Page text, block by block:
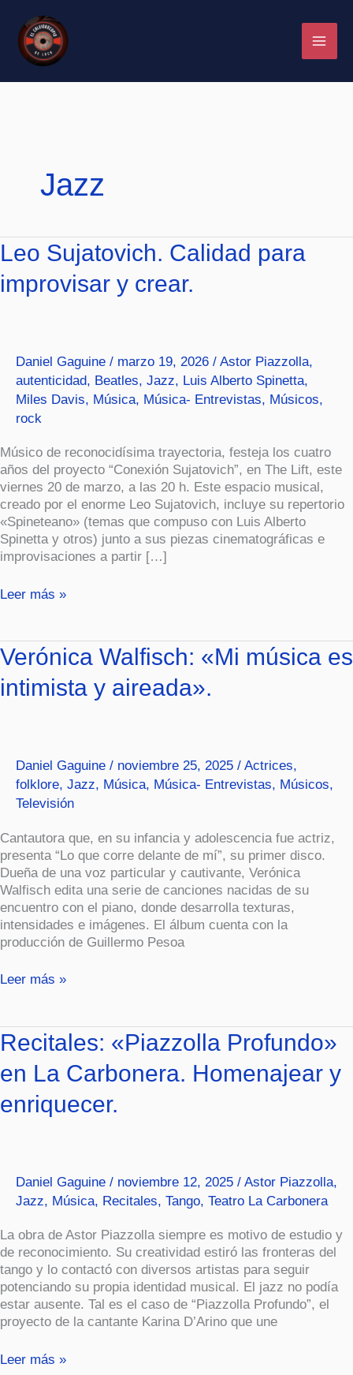
contenido
Jazz
Leo Sujatovich. Calidad para
improvisar y crear.
Daniel Gaguine / marzo 19, 2026 / Astor Piazzolla,
autenticidad, Beatles, Jazz, Luis Alberto Spinetta,
Miles Davis, Música, Música- Entrevistas, Músicos,
rock
Músico de reconocidísima trayectoria, festeja los cuatro
años del proyecto “Conexión Sujatovich”, en The Lift, este
viernes 20 de marzo, a las 20 h. Este espacio musical,
creado por el enorme Leo Sujatovich, incluye su repertorio
«Spineteano» (temas que compuso con Luis Alberto
Spinetta y otros) junto a sus piezas cinematográficas e
improvisaciones a partir […]
Leo
Sujatovich.
Calidad
para
Leer más »
Verónica Walfisch: «Mi música es
intimista y aireada».
Daniel Gaguine / noviembre 25, 2025 / Actrices,
folklore, Jazz, Música, Música- Entrevistas, Músicos,
Televisión
Cantautora que, en su infancia y adolescencia fue actriz,
presenta “Lo que corre delante de mí”, su primer disco.
Dueña de una voz particular y cautivante, Verónica
Walfisch edita una serie de canciones nacidas de su
encuentro con el piano, donde desarrolla texturas,
intensidades e imágenes. El álbum cuenta con la
producción de Guillermo Pesoa
Verónica
Walfisch:
«Mi
aireada».
Leer más »
Recitales: «Piazzolla Profundo»
en La Carbonera. Homenajear y
enriquecer.
Daniel Gaguine / noviembre 12, 2025 / Astor Piazzolla,
Jazz, Música, Recitales, Tango, Teatro La Carbonera
La obra de Astor Piazzolla siempre es motivo de estudio y
de reconocimiento. Su creatividad estiró las fronteras del
tango y lo contactó con diversos artistas para seguir
potenciando su propia identidad musical. El jazz no podía
estar ausente. Tal es el caso de “Piazzolla Profundo”, el
proyecto de la cantante Karina D’Arino que une
Recitales:
«Piazzolla
Profundo»
en
La
Carbonera.
enriquecer.
Leer más »